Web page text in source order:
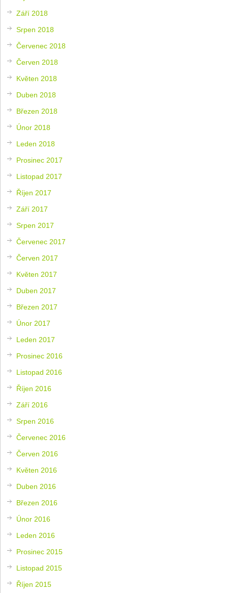
Září 2018
Srpen 2018
Červenec 2018
Červen 2018
Květen 2018
Duben 2018
Březen 2018
Únor 2018
Leden 2018
Prosinec 2017
Listopad 2017
Říjen 2017
Září 2017
Srpen 2017
Červenec 2017
Červen 2017
Květen 2017
Duben 2017
Březen 2017
Únor 2017
Leden 2017
Prosinec 2016
Listopad 2016
Říjen 2016
Září 2016
Srpen 2016
Červenec 2016
Červen 2016
Květen 2016
Duben 2016
Březen 2016
Únor 2016
Leden 2016
Prosinec 2015
Listopad 2015
Říjen 2015